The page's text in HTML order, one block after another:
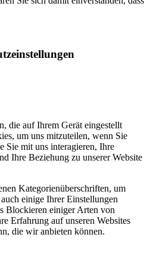
die auf Ihrem Gerät eingestellt
um uns mitzuteilen, wenn Sie
Sie mit uns interagieren, Ihre
Ihre Beziehung zu unserer Website
Kategorienüberschriften, um
einige Ihrer Einstellungen
Blockieren einiger Arten von
Erfahrung auf unseren Websites
die wir anbieten können.